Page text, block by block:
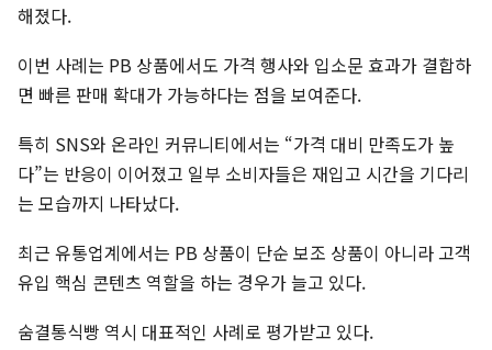
해졌다.
이번 사례는 PB 상품에서도 가격 행사와 입소문 효과가 결합하
면 빠른 판매 확대가 가능하다는 점을 보여준다.
특히 SNS와 온라인 커뮤니티에서는 “가격 대비 만족도가 높
다”는 반응이 이어졌고 일부 소비자들은 재입고 시간을 기다리
는 모습까지 나타났다.
최근 유통업계에서는 PB 상품이 단순 보조 상품이 아니라 고객
유입 핵심 콘텐츠 역할을 하는 경우가 늘고 있다.
숨결통식빵 역시 대표적인 사례로 평가받고 있다.